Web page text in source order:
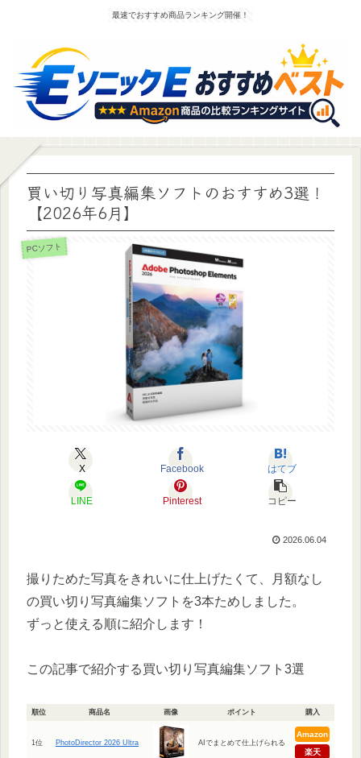
最速でおすすめ商品ランキング開催！
買い切り写真編集ソフトのおすすめ3選！
【2026年6月】
PCソフト
X Facebook はてブ
LINE Pinterest コピー
2026.06.04
撮りためた写真をきれいに仕上げたくて、月額なし
の買い切り写真編集ソフトを3本ためしました。
ずっと使える順に紹介します！
この記事で紹介する買い切り写真編集ソフト3選
順位 商品名 画像 ポイント 購入
1位 PhotoDirector 2026 Ultra AIでまとめて仕上げられる
Amazon
楽天